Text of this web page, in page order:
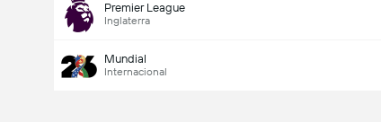
Premier League
Inglaterra
Mundial
Internacional